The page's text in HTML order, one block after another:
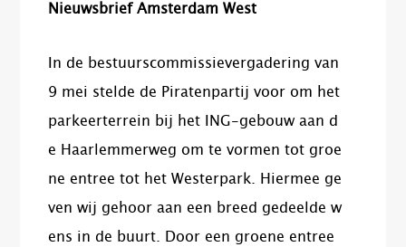
Nieuwsbrief Amsterdam West
In de bestuurscommissievergadering van
9 mei stelde de Piratenpartij voor om het
parkeerterrein bij het ING-gebouw aan d
e Haarlemmerweg om te vormen tot groe
ne entree tot het Westerpark. Hiermee ge
ven wij gehoor aan een breed gedeelde w
ens in de buurt. Door een groene entree